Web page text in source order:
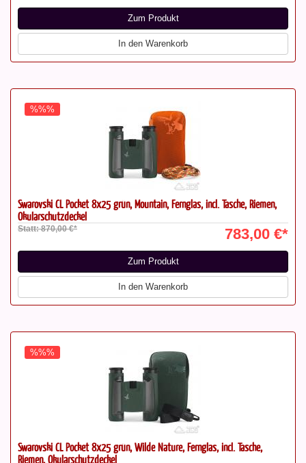
Zum Produkt
In den Warenkorb
%%%
Swarovski CL Pocket 8x25 grün, Mountain, Fernglas, incl. Tasche, Riemen,
Okularschutzdeckel
Statt: 870,00 €* 783,00 €*
Zum Produkt
In den Warenkorb
%%%
Swarovski CL Pocket 8x25 grün, Wilde Nature, Fernglas, incl. Tasche,
Riemen, Okularschutzdeckel